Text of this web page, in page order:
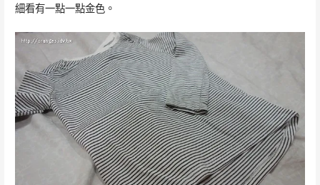
細看有一點一點金色。